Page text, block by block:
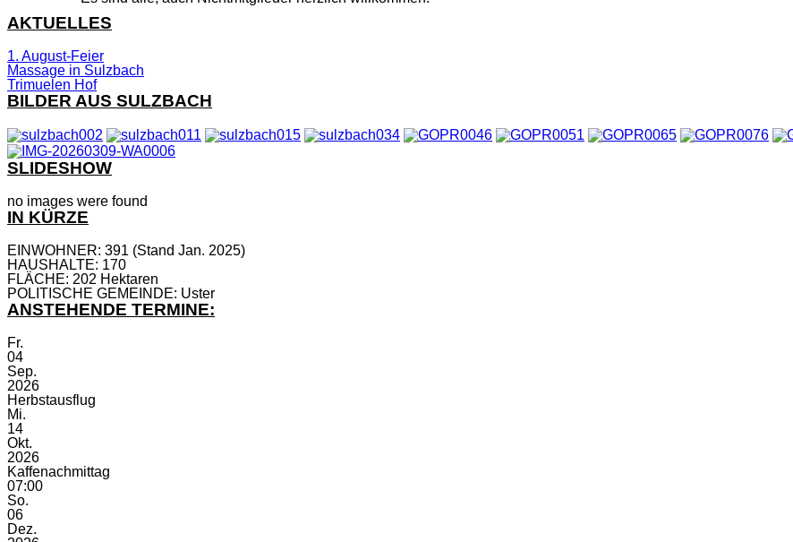
AKTUELLES
1. August-Feier
Massage in Sulzbach
Trimuelen Hof
BILDER AUS SULZBACH
SLIDESHOW
no images were found
IN KÜRZE
EINWOHNER: 391 (Stand Jan. 2025)
HAUSHALTE: 170
FLÄCHE: 202 Hektaren
POLITISCHE GEMEINDE: Uster
ANSTEHENDE TERMINE:
Fr.
04
Sep.
2026
Herbstausflug
Mi.
14
Okt.
2026
Kaffenachmittag
07:00
So.
06
Dez.